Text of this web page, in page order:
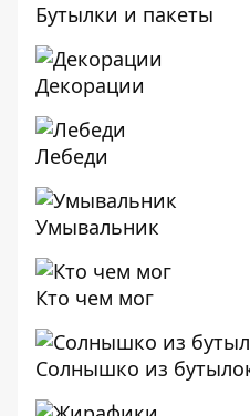
Бутылки и пакеты
Декорации
Лебеди
Умывальник
Кто чем мог
Солнышко из